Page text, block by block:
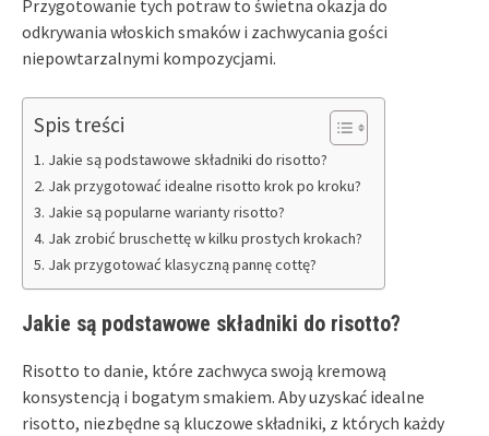
Przygotowanie tych potraw to świetna okazja do
odkrywania włoskich smaków i zachwycania gości
niepowtarzalnymi kompozycjami.
Spis treści
Jakie są podstawowe składniki do risotto?
Jak przygotować idealne risotto krok po kroku?
Jakie są popularne warianty risotto?
Jak zrobić bruschettę w kilku prostych krokach?
Jak przygotować klasyczną pannę cottę?
Jakie są podstawowe składniki do risotto?
Risotto to danie, które zachwyca swoją kremową
konsystencją i bogatym smakiem. Aby uzyskać idealne
risotto, niezbędne są kluczowe składniki, z których każdy